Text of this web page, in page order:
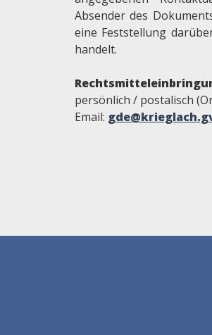
Absender des
eine Feststellung
handelt.
persönlich / postalisch
Email: